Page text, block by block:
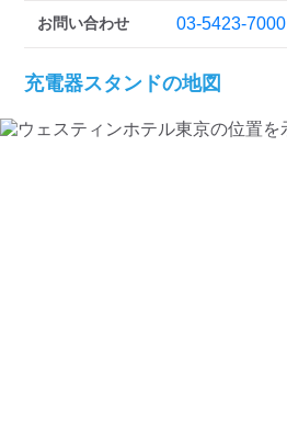
お問い合わせ 03-5423-7000
充電器スタンドの地図